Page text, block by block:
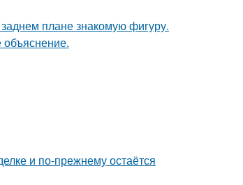
плане знакомую фигуру.
и по-прежнему остаётся